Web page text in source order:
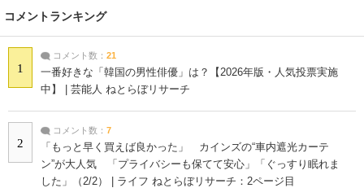
コメントランキング
1
コメント数： 21
一番好きな「韓国の男性俳優」は？【2026年版・人気投票実施
中】 | 芸能人 ねとらぼリサーチ
2
コメント数： 7
「もっと早く買えば良かった」 カインズの“車内遮光カーテ
ン”が大人気 「プライバシーも保てて安心」「ぐっすり眠れま
した」（2/2） | ライフ ねとらぼリサーチ：2ページ目